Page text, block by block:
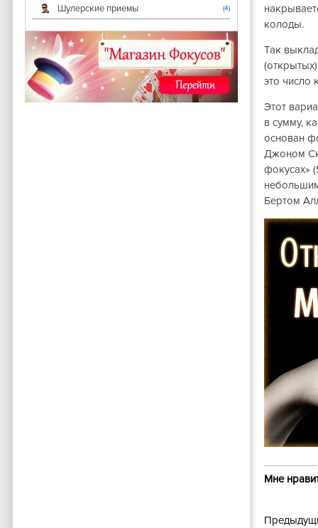
Шулерские приемы (4)
колоды.
Так
это число
Этот
в сумму,
основан
Джоном
фокусах»
Бертом
Мне